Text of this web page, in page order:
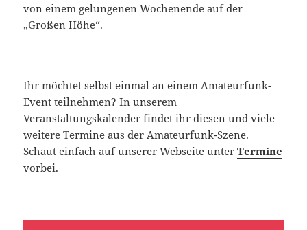
von einem gelungenen Wochenende auf der
„Großen Höhe“.
Ihr möchtet selbst einmal an einem Amateurfunk-
Event teilnehmen? In unserem
Veranstaltungskalender findet ihr diesen und viele
weitere Termine aus der Amateurfunk-Szene.
Schaut einfach auf unserer Webseite unterTermine
vorbei.